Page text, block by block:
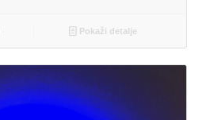
Pokaži detalje